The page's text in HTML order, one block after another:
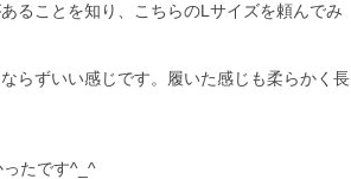
ることを知り、こちらのLサイズを頼んでみ
らずいい感じです。履いた感じも柔らかく長
たです^_^